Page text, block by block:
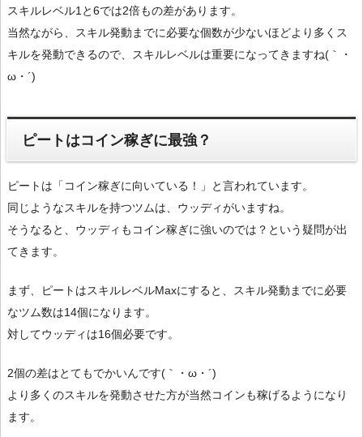
スキルレベル1と6では2倍もの差があります。
当然ながら、スキル発動までに必要な個数が少ないほどより多くス
キルを発動できるので、スキルレベルは重要になってきますね(｀・
ω・´)
ピートはコイン稼ぎに最強？
ピートは「コイン稼ぎに向いている！」と言われています。
同じようなスキルを持つツムは、ウッディがいますね。
そうなると、ウッディもコイン稼ぎに強いのでは？という疑問が出
てきます。
まず、ピートはスキルレベルMaxにすると、スキル発動までに必要
なツム数は14個になります。
対してウッディは16個必要です。
2個の差はとてもでかいんです(｀・ω・´)
より多くのスキルを発動させた方が当然コインも稼げるようになり
ます。